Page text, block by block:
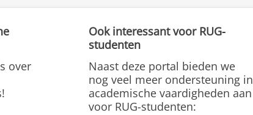
volume of snelheid veranderen wanneer
voren brengen. Let op deze veranderingen,
op de hoofdzaken.
over
Ook interessant voor RUG-
studenten
Naast deze portal bieden we
nog veel meer ondersteuning in
academische vaardigheden aan
voor RUG-studenten: